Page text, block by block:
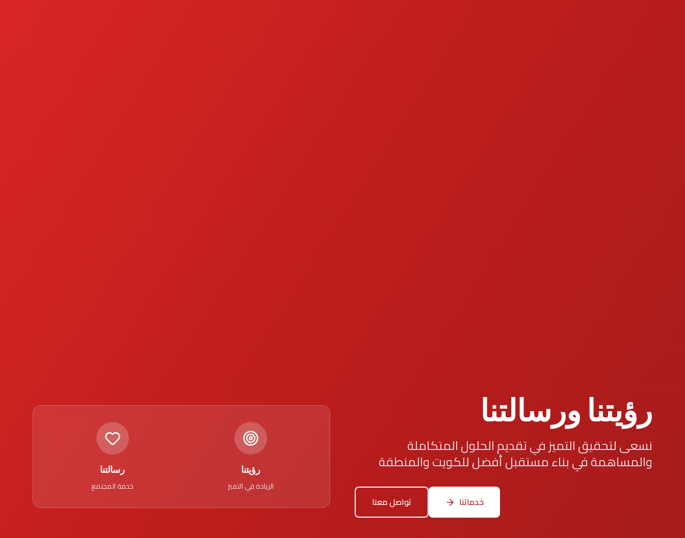
رؤيتنا ورسالتنا
نسعى لتحقيق التميز في تقديم الحلول المتكاملة
والمساهمة في بناء مستقبل أفضل للكويت والمنطقة
خدماتنا تواصل معنا
رؤيتنا
الريادة في التميز
رسالتنا
خدمة المجتمع